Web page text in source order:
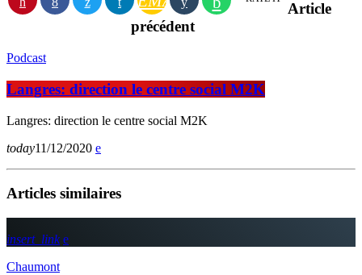
Article
précédent
Podcast
Langres: direction le centre social M2K
Langres: direction le centre social M2K
today11/12/2020
Articles similaires
insert_link
Chaumont